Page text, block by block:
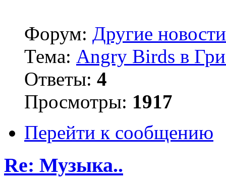
Форум: Другие
Тема: Angry Birds в
Ответы: 4
Просмотры: 1917
Перейти к сообщению
Re: Музыка..